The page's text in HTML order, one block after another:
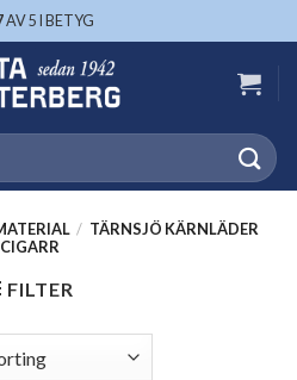
AV 5 I BETYG
/ TÄRNSJÖ KÄRNLÄDER
CIGARR
FILTER